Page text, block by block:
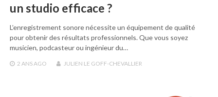
un studio efficace ?
L’enregistrement sonore nécessite un équipement de qualité
pour obtenir des résultats professionnels. Que vous soyez
musicien, podcasteur ou ingénieur du…
2 ANS AGO JULIEN LE GOFF-CHEVALLIER